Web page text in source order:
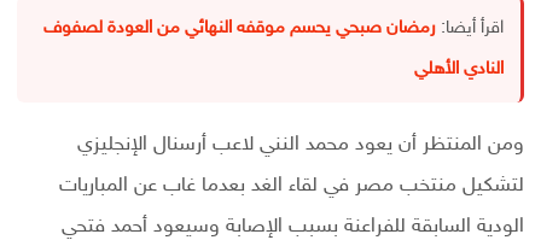
اقرأ أيضا: رمضان صبحي يحسم موقفه النهائي من العودة لصفوف
النادي الأهلي
ومن المنتظر أن يعود محمد النني لاعب أرسنال الإنجليزي
لتشكيل منتخب مصر في لقاء الغد بعدما غاب عن المباريات
الودية السابقة للفراعنة بسبب الإصابة وسيعود أحمد فتحي